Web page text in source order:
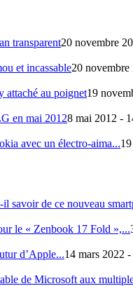
transparent20 novembre
et incassable20
attaché au poignet19
en mai 20128 mai 2012 -
avec un électro-aima...
savoir de ce nouveau
le « Zenbook 17 Fold »,...
d’Apple...14 mars 2022
de Microsoft aux